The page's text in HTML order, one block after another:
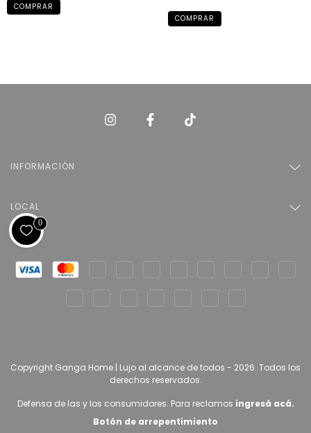
COMPRAR
COMPRAR
INFORMACIÓN
LOCAL
Copyright Ganga Home | Lujo al alcance de todos - 2026. Todos los
derechos reservados.
Defensa de las y los consumidores. Para reclamos ingresá acá.
Botón de arrepentimiento
0